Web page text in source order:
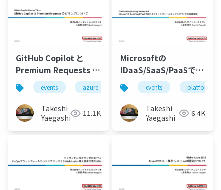
GitHub Copilot と
Premium Requests の
ビリングについて
events azure github github-copilot
Takeshi
Yaegashi
11.1K
Microsoftの
IDaaS/SaaS/PaaSで広
がるプラットフォーム
エンジニアリングの実
践領域
events platform-
Takeshi
Yaegashi
6.4K